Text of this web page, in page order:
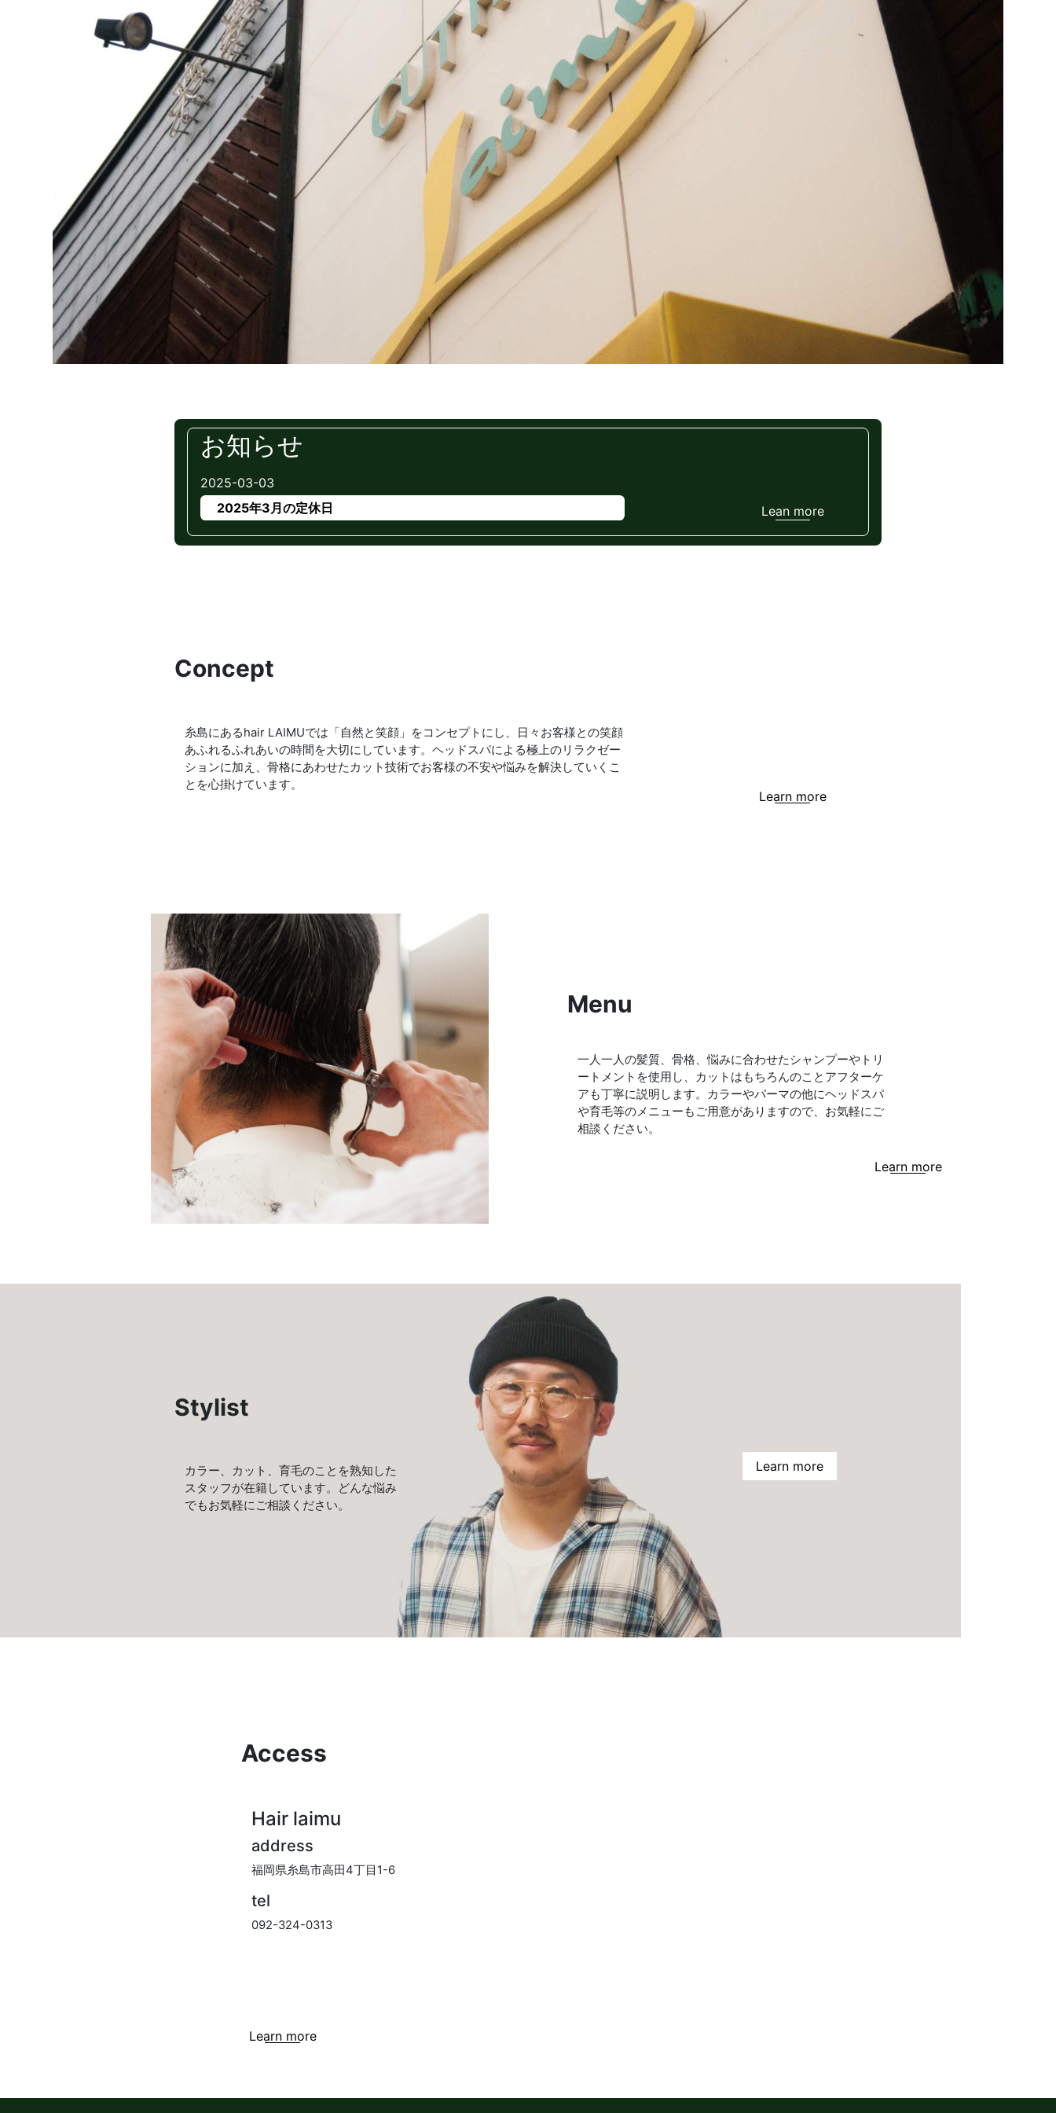
お知らせ
2025-03-03
2025年3月の定休日
Lean more
Concept
糸島にあるhair LAIMUでは「自然と笑顔」をコンセプトにし、日々お客様との笑顔
あふれるふれあいの時間を大切にしています。ヘッドスパによる極上のリラクゼー
ションに加え、骨格にあわせたカット技術でお客様の不安や悩みを解決していくこ
とを心掛けています。
Learn more
Menu
一人一人の髪質、骨格、悩みに合わせたシャンプーやトリ
ートメントを使用し、カットはもちろんのことアフターケ
アも丁寧に説明します。カラーやパーマの他にヘッドスパ
や育毛等のメニューもご用意がありますので、お気軽にご
相談ください。
Learn more
Stylist
カラー、カット、育毛のことを熟知した
スタッフが在籍しています。どんな悩み
でもお気軽にご相談ください。
Learn more
Access
Hair laimu
address
福岡県糸島市高田4丁目1-6
tel
092-324-0313
Learn more